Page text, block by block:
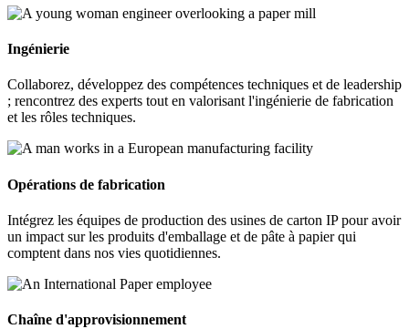
Ingénierie
Collaborez, développez des compétences techniques et de leadership
; rencontrez des experts tout en valorisant l'ingénierie de fabrication
et les rôles techniques.
Opérations de fabrication
Intégrez les équipes de production des usines de carton IP pour avoir
un impact sur les produits d'emballage et de pâte à papier qui
comptent dans nos vies quotidiennes.
Chaîne d'approvisionnement